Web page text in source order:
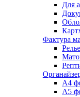
Для
Фактура
А4
А5